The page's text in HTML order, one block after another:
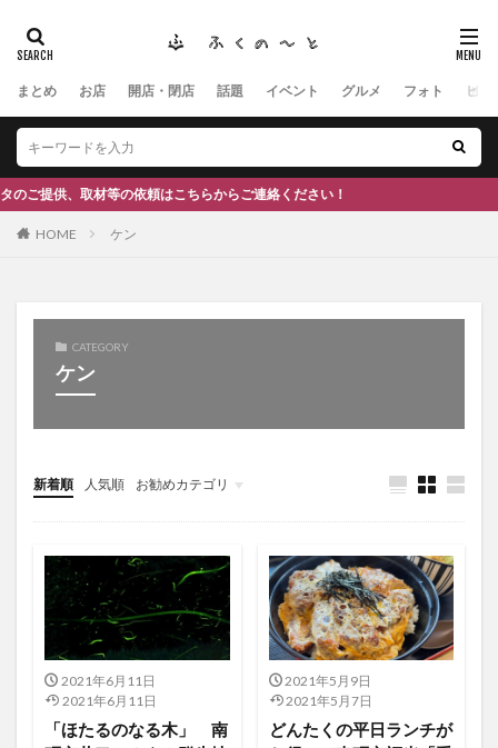
まとめ お店 開店・閉店 話題 イベント グルメ フォト ヒト
取材等の依頼はこちらからご連絡ください！
HOME ケン
CATEGORY
ケン
新着順 人気順 お勧めカテゴリ
未分類
2021年6月11日
2021年6月11日
「ほたるのなる木」 南
2021年5月9日
2021年5月7日
どんたくの平日ランチが
タグ
#ふくの里 南砺 福野 福光
神社
南砺市、蕎麦
スキー場
#イタリアン
ふくのーと
ひーちゃん
検索